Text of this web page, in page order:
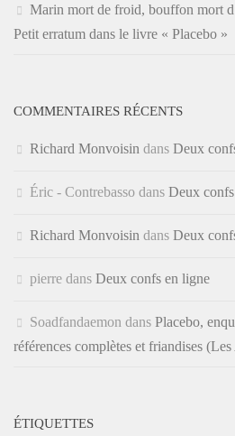
Marin mort de froid, bouffon mort
Petit erratum dans le livre « Placebo »
COMMENTAIRES RÉCENTS
Richard Monvoisin dans Deux
Éric - Contrebasso dans Deux
Richard Monvoisin dans Deux
pierre dans Deux confs en ligne
Soadfandaemon dans Placebo,
références complètes et friandises
ÉTIQUETTES